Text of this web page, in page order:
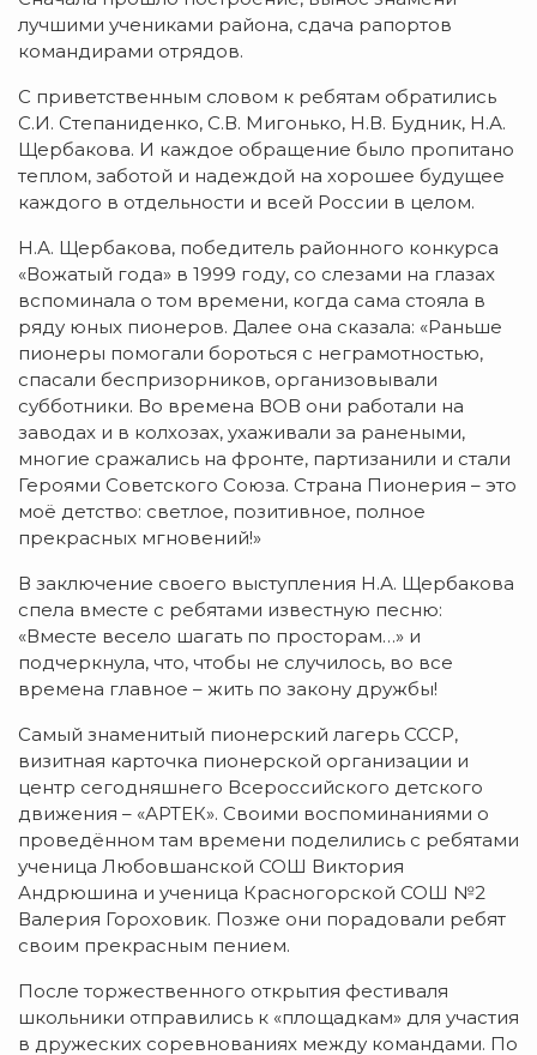
лучшими учениками района, сдача рапортов
командирами отрядов.
С приветственным словом к ребятам обратились
С.И. Степаниденко, С.В. Мигонько, Н.В. Будник, Н.А.
Щербакова. И каждое обращение было пропитано
теплом, заботой и надеждой на хорошее будущее
каждого в отдельности и всей России в целом.
Н.А. Щербакова, победитель районного конкурса
«Вожатый года» в 1999 году, со слезами на глазах
вспоминала о том времени, когда сама стояла в
ряду юных пионеров. Далее она сказала: «Раньше
пионеры помогали бороться с неграмотностью,
спасали беспризорников, организовывали
субботники. Во времена ВОВ они работали на
заводах и в колхозах, ухаживали за ранеными,
многие сражались на фронте, партизанили и стали
Героями Советского Союза. Страна Пионерия – это
моё детство: светлое, позитивное, полное
прекрасных мгновений!»
В заключение своего выступления Н.А. Щербакова
спела вместе с ребятами известную песню:
«Вместе весело шагать по просторам…» и
подчеркнула, что, чтобы не случилось, во все
времена главное – жить по закону дружбы!
Самый знаменитый пионерский лагерь СССР,
визитная карточка пионерской организации и
центр сегодняшнего Всероссийского детского
движения – «АРТЕК». Своими воспоминаниями о
проведённом там времени поделились с ребятами
ученица Любовшанской СОШ Виктория
Андрюшина и ученица Красногорской СОШ №2
Валерия Гороховик. Позже они порадовали ребят
своим прекрасным пением.
После торжественного открытия фестиваля
школьники отправились к «площадкам» для участия
в дружеских соревнованиях между командами. По